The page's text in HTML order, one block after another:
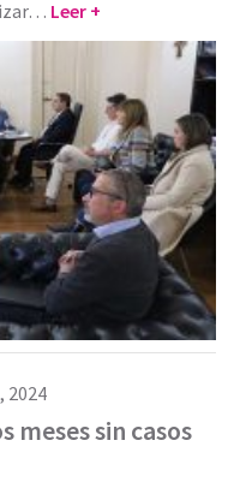
Leer +
2024
meses sin casos